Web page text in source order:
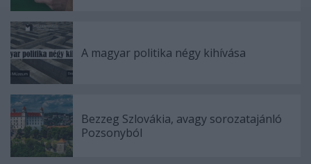
A magyar politika négy kihívása
Bezzeg Szlovákia, avagy sorozatajánló
Pozsonyból